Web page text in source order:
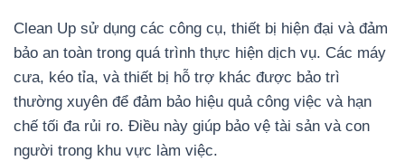
Clean Up sử dụng các công cụ, thiết bị hiện đại và đảm
bảo an toàn trong quá trình thực hiện dịch vụ. Các máy
cưa, kéo tỉa, và thiết bị hỗ trợ khác được bảo trì
thường xuyên để đảm bảo hiệu quả công việc và hạn
chế tối đa rủi ro. Điều này giúp bảo vệ tài sản và con
người trong khu vực làm việc.